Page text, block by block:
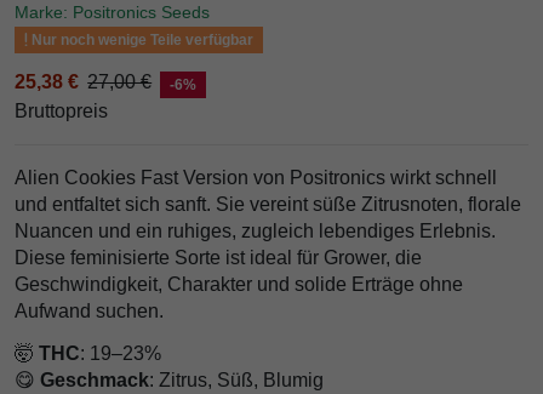
Marke: Positronics Seeds
Nur noch wenige Teile verfügbar
25,38 € 27,00 € -6%
Bruttopreis
Alien Cookies Fast Version von Positronics wirkt schnell
und entfaltet sich sanft. Sie vereint süße Zitrusnoten, florale
Nuancen und ein ruhiges, zugleich lebendiges Erlebnis.
Diese feminisierte Sorte ist ideal für Grower, die
Geschwindigkeit, Charakter und solide Erträge ohne
Aufwand suchen.
🤯 THC: 19–23%
😋 Geschmack: Zitrus, Süß, Blumig